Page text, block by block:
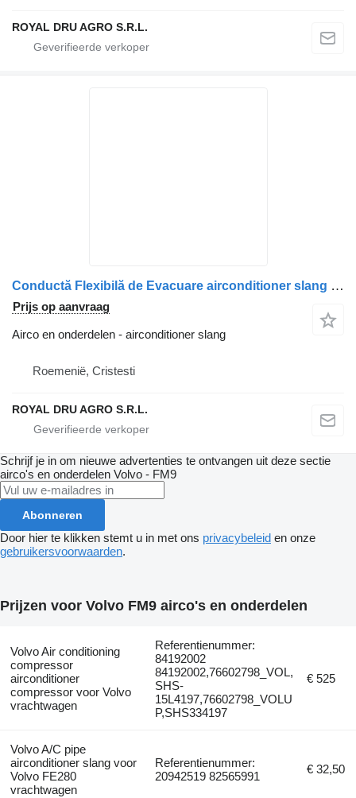
ROYAL DRU AGRO S.R.L.
Conductă Flexibilă de Evacuare airconditioner slang voor Volvo – 1247 vrachtwagen
Prijs op aanvraag
Airco en onderdelen - airconditioner slang
Roemenië, Cristesti
ROYAL DRU AGRO S.R.L.
Schrijf je in om nieuwe advertenties te ontvangen uit deze sectie
airco's en onderdelen Volvo - FM9
Abonneren
Door hier te klikken stemt u in met ons privacybeleid en onze
gebruikersvoorwaarden.
Prijzen voor Volvo FM9 airco's en onderdelen
Volvo Air conditioning
compressor
airconditioner
compressor voor Volvo
vrachtwagen
Referentienummer:
84192002
84192002,76602798_VOL,
SHS-
15L4197,76602798_VOLU
P,SHS334197
€ 525
Volvo A/C pipe
airconditioner slang voor
Volvo FE280
vrachtwagen
Referentienummer:
20942519 82565991
€ 32,50